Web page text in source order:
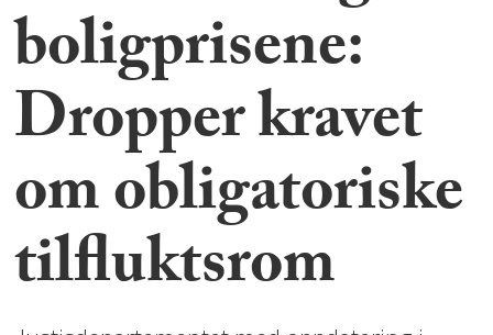
boligprisene:
Dropper kravet
om obligatoriske
tilfluktsrom